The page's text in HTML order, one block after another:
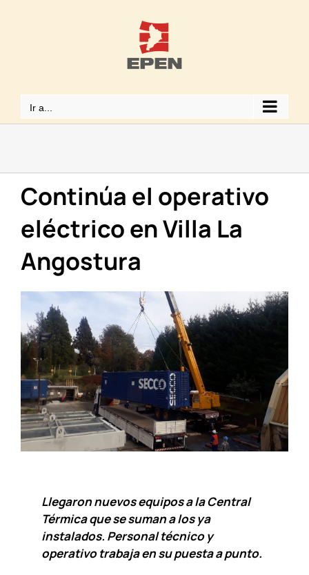
Ir a...
Continúa el operativo
eléctrico en Villa La
Angostura
Llegaron nuevos equipos a la Central
Térmica que se suman a los ya
instalados. Personal técnico y
operativo trabaja en su puesta a punto.